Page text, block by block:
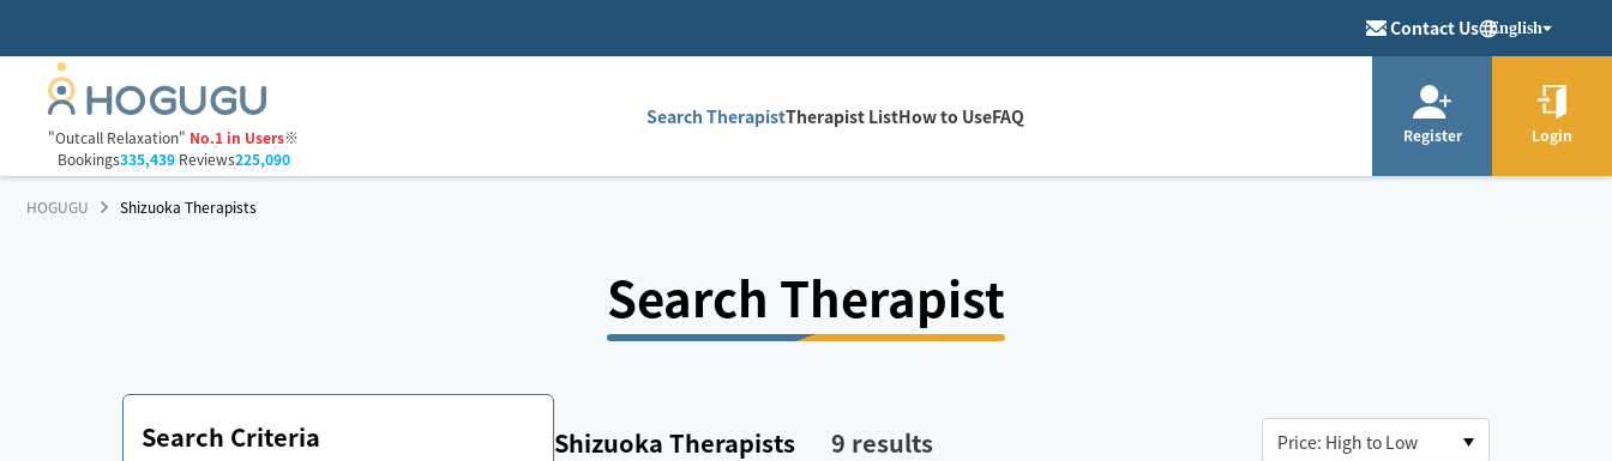
Contact Us English
"Outcall Relaxation" No.1 in Users※
Bookings335,439Reviews225,090
Search TherapistTherapist ListHow to UseFAQ
Register Login
HOGUGU Shizuoka Therapists
Search Therapist
Search Criteria Shizuoka Therapists 9 results